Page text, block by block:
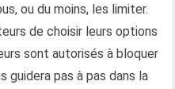
ou du moins, les limiter.
de choisir leurs options
sont autorisés à bloquer
guidera pas à pas dans la